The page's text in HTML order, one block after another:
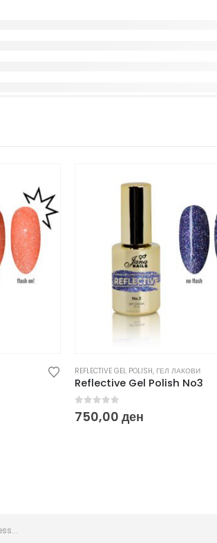
REFLECTIVE GEL POLISH, ГЕЛ ЛАКОВИ
Reflective Gel Polish No3
0out of 5
750,00 ден